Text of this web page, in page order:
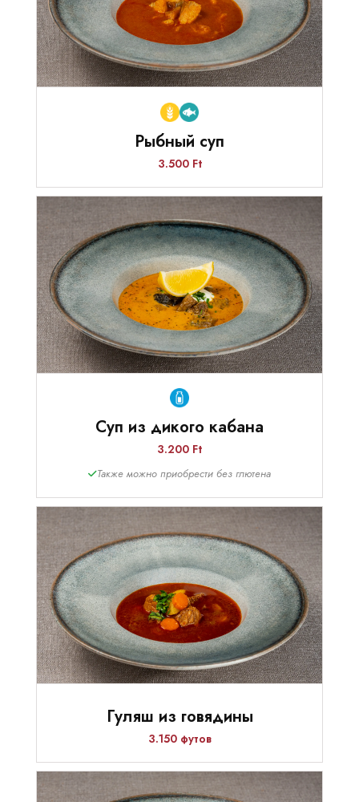
Рыбный суп
3.500 Ft
Суп из дикого кабана
3.200 Ft
Также можно приобрести без глютена
Гуляш из говядины
3.150 футов